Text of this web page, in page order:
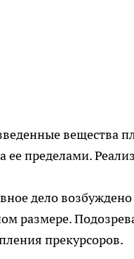
вещества
ее пределами.
дело
размере.
прекурсоров.